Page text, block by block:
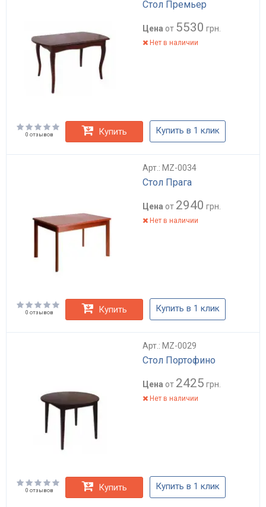
Стол Премьер
Цена от 5530 грн.
Нет в наличии
0 отзывов Купить Купить в 1 клик
Арт.: MZ-0034
Стол Прага
Цена от 2940 грн.
Нет в наличии
0 отзывов Купить Купить в 1 клик
Арт.: MZ-0029
Стол Портофино
Цена от 2425 грн.
Нет в наличии
0 отзывов Купить Купить в 1 клик